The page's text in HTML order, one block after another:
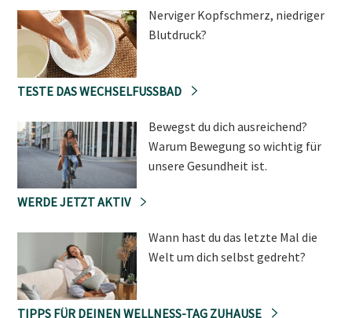
Nerviger Kopfschmerz, niedriger
Blutdruck?
TESTE DAS WECHSELFUSSBAD
Bewegst du dich ausreichend?
Warum Bewegung so wichtig für
unsere Gesundheit ist.
WERDE JETZT AKTIV
Wann hast du das letzte Mal die
Welt um dich selbst gedreht?
TIPPS FÜR DEINEN WELLNESS-TAG ZUHAUSE